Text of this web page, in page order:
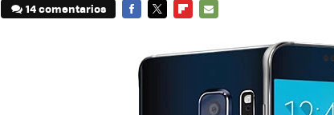
14 comentarios
MAIL